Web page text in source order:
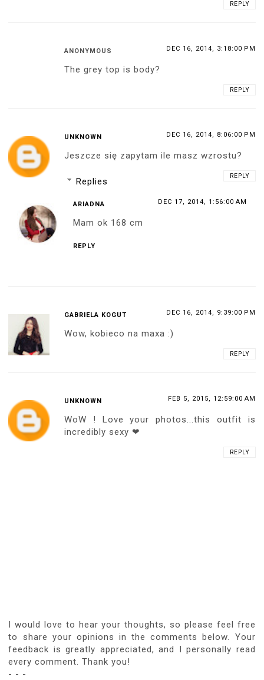
REPLY
ANONYMOUS DEC 16, 2014, 3:18:00 PM
The grey top is body?
REPLY
UNKNOWN DEC 16, 2014, 8:06:00 PM
Jeszcze się zapytam ile masz wzrostu?
REPLY
Replies
ARIADNA DEC 17, 2014, 1:56:00 AM
Mam ok 168 cm
REPLY
GABRIELA KOGUT DEC 16, 2014, 9:39:00 PM
Wow, kobieco na maxa :)
REPLY
UNKNOWN FEB 5, 2015, 12:59:00 AM
WoW ! Love your photos...this outfit is
incredibly sexy ❤
REPLY
I would love to hear your thoughts, so please feel free
to share your opinions in the comments below. Your
feedback is greatly appreciated, and I personally read
every comment. Thank you!
- - -